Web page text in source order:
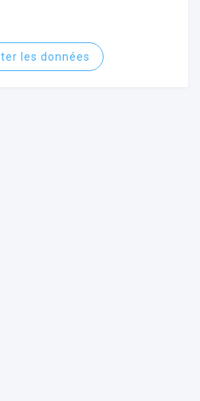
les données